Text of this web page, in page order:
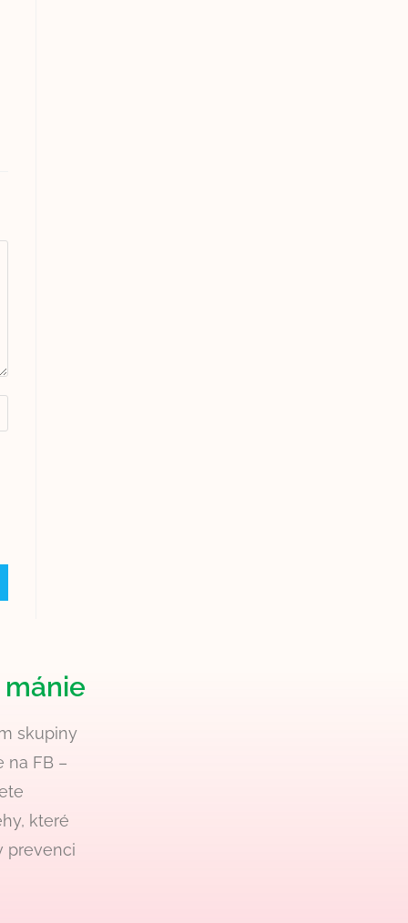
skupiny
na FB –
které
prevenci